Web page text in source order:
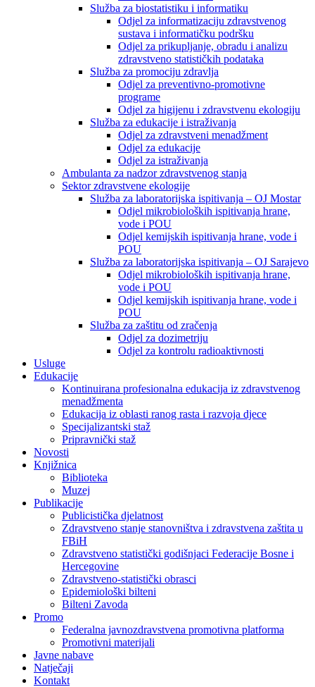
Služba za biostatistiku i informatiku
Odjel za informatizaciju zdravstvenog
sustava i informatičku podršku
Odjel za prikupljanje, obradu i analizu
zdravstveno statističkih podataka
Služba za promociju zdravlja
Odjel za preventivno-promotivne
programe
Odjel za higijenu i zdravstvenu ekologiju
Služba za edukacije i istraživanja
Odjel za zdravstveni menadžment
Odjel za edukacije
Odjel za istraživanja
Ambulanta za nadzor zdravstvenog stanja
Sektor zdravstvene ekologije
Služba za laboratorijska ispitivanja – OJ Mostar
Odjel mikrobioloških ispitivanja hrane,
vode i POU
Odjel kemijskih ispitivanja hrane, vode i
POU
Služba za laboratorijska ispitivanja – OJ Sarajevo
Odjel mikrobioloških ispitivanja hrane,
vode i POU
Odjel kemijskih ispitivanja hrane, vode i
POU
Služba za zaštitu od zračenja
Odjel za dozimetriju
Odjel za kontrolu radioaktivnosti
Usluge
Edukacije
Kontinuirana profesionalna edukacija iz zdravstvenog
menadžmenta
Edukacija iz oblasti ranog rasta i razvoja djece
Specijalizantski staž
Pripravnički staž
Novosti
Knjižnica
Biblioteka
Muzej
Publikacije
Publicistička djelatnost
Zdravstveno stanje stanovništva i zdravstvena zaštita u
FBiH
Zdravstveno statistički godišnjaci Federacije Bosne i
Hercegovine
Zdravstveno-statistički obrasci
Epidemiološki bilteni
Bilteni Zavoda
Promo
Federalna javnozdravstvena promotivna platforma
Promotivni materijali
Javne nabave
Natječaji
Kontakt